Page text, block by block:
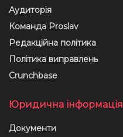
Аудиторія
Команда Proslav
Редакційна політика
Політика виправлень
Crunchbase
Юридична інформація
Документи